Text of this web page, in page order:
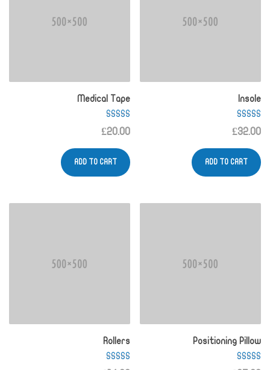
Insole
Rated
4.50
£32.00
ADD TO CART
Medical Tape
Rated
4.00
£20.00
ADD TO CART
Positioning Pillow
Rollers